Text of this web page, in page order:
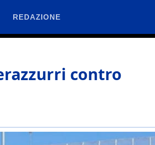
REDAZIONE
contro